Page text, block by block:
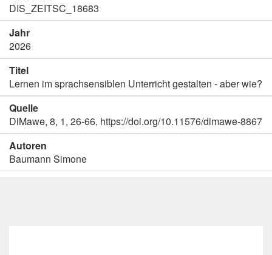
DIS_ZEITSC_18683
Jahr
2026
Titel
Lernen im sprachsensiblen Unterricht gestalten - aber wie?
Quelle
DiMawe, 8, 1, 26-66, https://doi.org/10.11576/dimawe-8867
Autoren
Baumann Simone